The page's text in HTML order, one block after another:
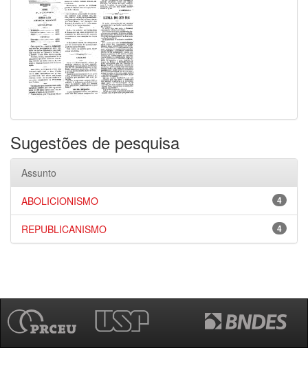
Sugestões de pesquisa
Assunto
4
ABOLICIONISMO
4
REPUBLICANISMO